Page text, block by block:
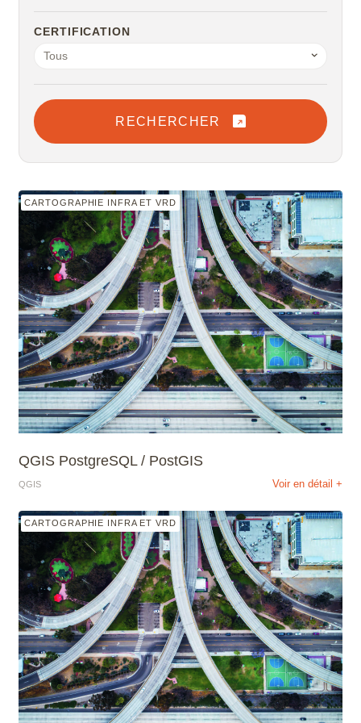
Navisworks Manage
Nuke
Photoshop
QGIS
Revit
Rhino
Robot Structural Analysis Professional
Scribus
SketchUp
SolidWorks
Tekla Structures
Twinmotion
Unreal Engine
V-Ray
ZwCAD
CERTIFICATION
Tous
RECHERCHER
CARTOGRAPHIE INFRA ET VRD
QGIS PostgreSQL / PostGIS
QGIS Voir en détail +
CARTOGRAPHIE INFRA ET VRD